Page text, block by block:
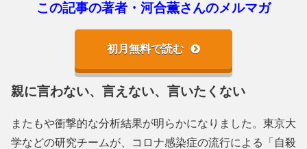
この記事の著者・河合薫さんのメルマガ
初月無料で読む
親に言わない、言えない、言いたくない
またもや衝撃的な分析結果が明らかになりました。東京大
学などの研究チームが、コロナ感染症の流行による「自殺